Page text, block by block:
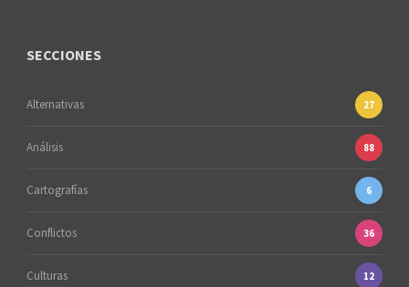
SECCIONES
Alternativas 27
Análisis 88
Cartografías 6
Conflictos 36
Culturas 12